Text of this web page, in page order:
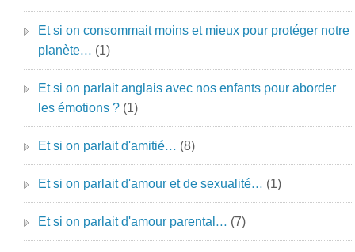
Et si on consommait moins et mieux pour protéger notre
planète… (1)
Et si on parlait anglais avec nos enfants pour aborder
les émotions ? (1)
Et si on parlait d'amitié… (8)
Et si on parlait d'amour et de sexualité… (1)
Et si on parlait d'amour parental… (7)